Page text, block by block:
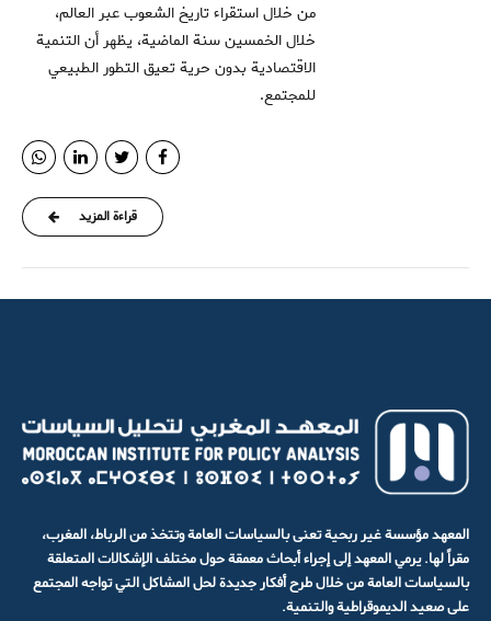
من خلال استقراء تاريخ الشعوب عبر العالم،
خلال الخمسين سنة الماضية، يظهر أن التنمية
الاقتصادية بدون حرية تعيق التطور الطبيعي
للمجتمع.
قراءة المزيد
المعهد مؤسسة غير ربحية تعنى بالسياسات العامة وتتخذ من الرباط، المغرب،
مقراً لها. يرمي المعهد إلى إجراء أبحاث معمقة حول مختلف الإشكالات المتعلقة
بالسياسات العامة من خلال طرح أفكار جديدة لحل المشاكل التي تواجه المجتمع
على صعيد الديموقراطية والتنمية.